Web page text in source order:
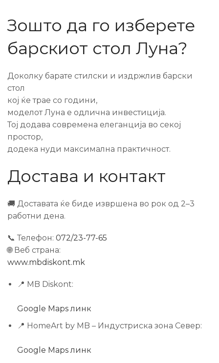
Зошто да го изберете
барскиот стол Луна?
Доколку барате стилски и издржлив барски
стол
кој ќе трае со години,
моделот Луна е одлична инвестиција.
Тој додава современа елеганција во секој
простор,
додека нуди максимална практичност.
Достава и контакт
🚚 Доставата ќе биде извршена во рок од 2–3
работни дена.
📞 Телефон: 072/23-77-65
🌐 Веб страна:
www.mbdiskont.mk
📍 MB Diskont:
Google Maps линк
📍 HomeArt by MB – Индустриска зона Север:
Google Maps линк